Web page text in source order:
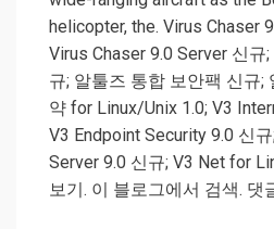
helicopter, the. Virus Chaser
Virus Chaser 9.0 Server 신규
규; 알툴즈 통합 보안팩 신규;
약 for Linux/Unix 1.0; V3
V3 Endpoint Security 9.0 신
Server 9.0 신규; V3 Net for
보기. 이 블로그에서 검색. 댓